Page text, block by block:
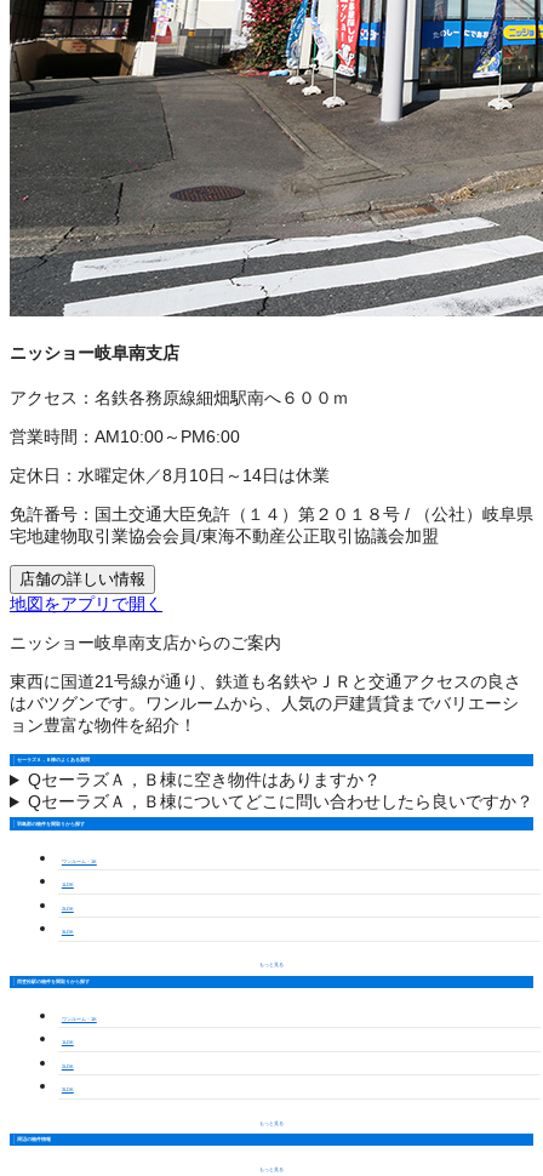
ニッショー岐阜南支店
アクセス： 名鉄各務原線細畑駅南へ６００ｍ
営業時間： AM10:00～PM6:00
定休日： 水曜定休／8月10日～14日は休業
免許番号： 国土交通大臣免許（１４）第２０１８号 /
（公社）岐阜県
宅地建物取引業協会会員/東海不動産公正取引協議会加盟
店舗の詳しい情報
地図をアプリで開く
ニッショー岐阜南支店からのご案内
東西に国道21号線が通り、鉄道も名鉄やＪＲと交通アクセスの良さ
はバツグンです。ワンルームから、人気の戸建賃貸までバリエーシ
ョン豊富な物件を紹介！
セーラズＡ，Ｂ棟のよくある質問
QセーラズＡ，Ｂ棟に空き物件はありますか？
QセーラズＡ，Ｂ棟についてどこに問い合わせしたら良いですか？
羽島郡の物件を間取りから探す
ワンルーム・1K
1LDK
2LDK
3LDK
もっと見る
西笠松駅の物件を間取りから探す
ワンルーム・1K
1LDK
2LDK
3LDK
もっと見る
周辺の物件情報
もっと見る